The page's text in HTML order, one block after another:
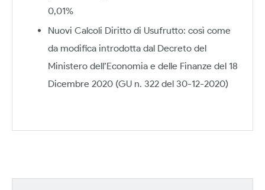
0,01%
Nuovi Calcoli Diritto di Usufrutto: così come
da modifica introdotta dal Decreto del
Ministero dell’Economia e delle Finanze del 18
Dicembre 2020 (GU n. 322 del 30-12-2020)